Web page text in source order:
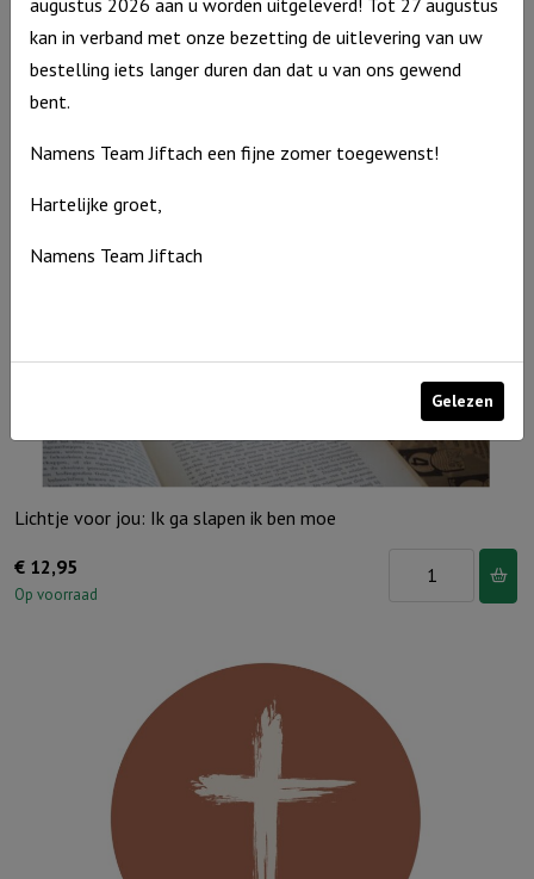
Muurcirkel Groen 25 cm – Uit het water van de doop
9,95
Op voorraad
Muurcirkel
cm
doop
aantal
Lichtje voor jou: Ik ga slapen ik ben moe
€ 12,95
Op voorraad
slapen
ben
aantal
augustus 2026 aan u worden uitgeleverd! Tot 27 augustus
kan in verband met onze bezetting de uitlevering van uw
bestelling iets langer duren dan dat u van ons gewend
bent.
Namens Team Jiftach een fijne zomer toegewenst!
Hartelijke groet,
Namens Team Jiftach
Gelezen